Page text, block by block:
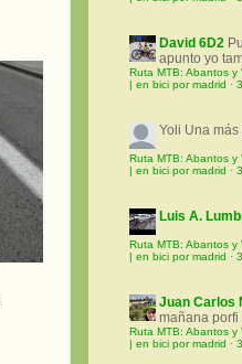
David 6D2
apunto yo
Ruta MTB: Abantos
| en bici por madrid ·
Yoli Una más
Ruta MTB: Abantos
| en bici por madrid ·
Luis A.
Ruta MTB: Abantos
| en bici por madrid ·
Juan Carlos
mañana porfi
Ruta MTB: Abantos
| en bici por madrid ·